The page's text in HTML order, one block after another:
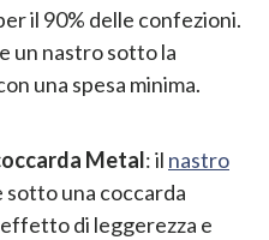
il 90% delle confezioni.
un nastro sotto la
una spesa minima.
Metal: il nastro
una coccarda
di leggerezza e